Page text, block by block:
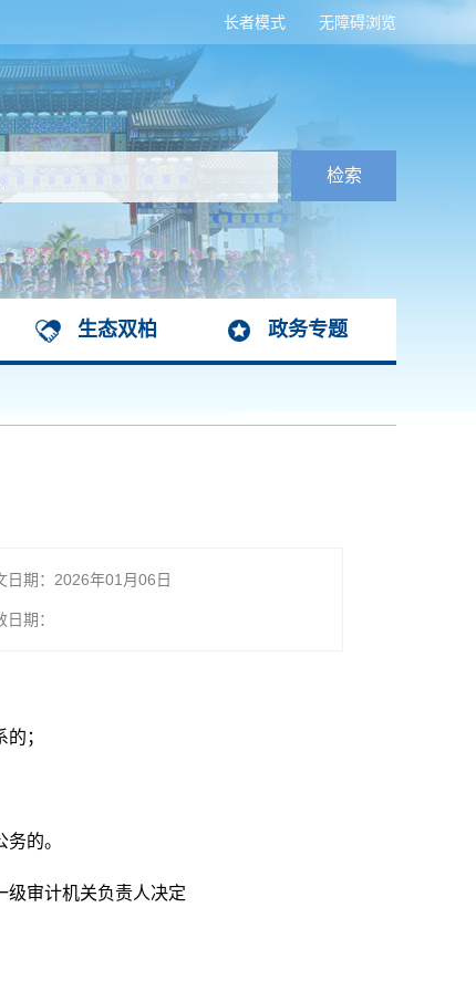
无障碍浏览
长者模式
生态双柏 政务专题
日期：2026年01月06日
日期：
；
的。
级审计机关负责人决定